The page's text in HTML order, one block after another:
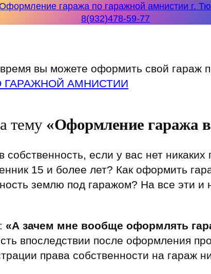
гаража по гаражной амнистии г.
8(932)478-59-77
вы можете оформить свой гараж
ГАРАЖНОЙ АМНИСТИИ
тему «Оформление гаража в
если у вас нет
15 и более лет? Как оформить
землю под гаражом? На все эти и
«А зачем мне вообще оформлять
впоследствии после оформления
права собственности на гараж